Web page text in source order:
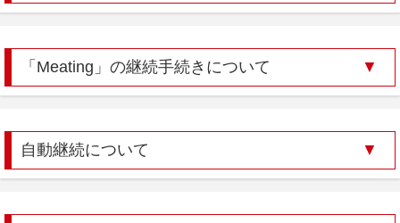
「Meating」の継続手続きについて
自動継続について